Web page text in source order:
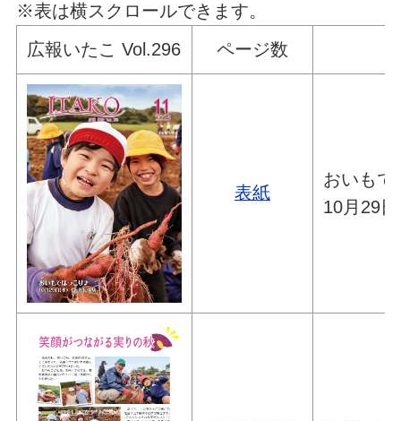
※表は横スクロールできます。
広報いたこ Vol.296
ページ数
表紙
おいもで
10月29